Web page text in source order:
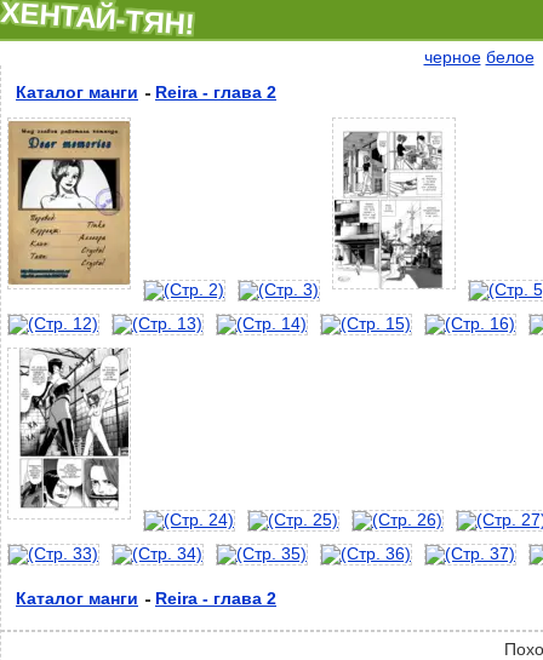
ХЕНТАЙ-ТЯН!
черное белое
Каталог манги
Reira - глава 2
Каталог манги Reira - глава 2